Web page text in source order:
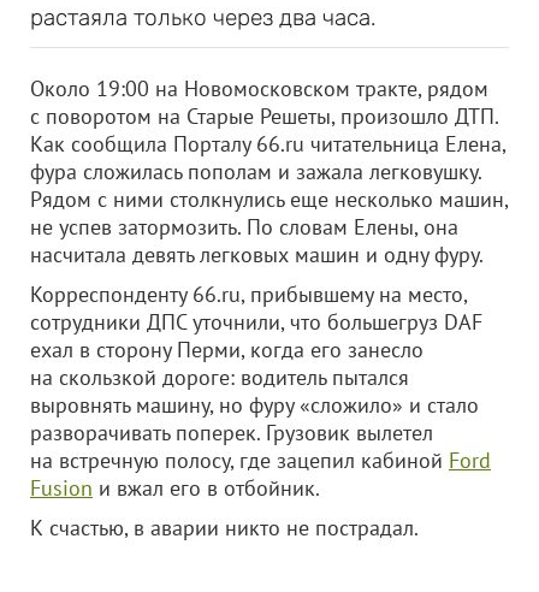
растаяла только через два часа.
Около 19:00 на Новомосковском тракте, рядом
с поворотом на Старые Решеты, произошло ДТП.
Как сообщила Порталу 66.ru читательница Елена,
фура сложилась пополам и зажала легковушку.
Рядом с ними столкнулись еще несколько машин,
не успев затормозить. По словам Елены, она
насчитала девять легковых машин и одну фуру.
Корреспонденту 66.ru, прибывшему на место,
сотрудники ДПС уточнили, что большегруз DAF
ехал в сторону Перми, когда его занесло
на скользкой дороге: водитель пытался
выровнять машину, но фуру «сложило» и стало
разворачивать поперек. Грузовик вылетел
на встречную полосу, где зацепил кабиной Ford
Fusion и вжал его в отбойник.
К счастью, в аварии никто не пострадал.